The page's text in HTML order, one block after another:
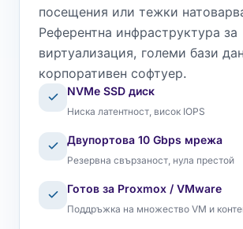
посещения или тежки
Референтна инфраструктура за
виртуализация, големи бази
корпоративен софтуер.
NVMe SSD диск
Ниска латентност, висок IOPS
Двупортова 10 Gbps мрежа
Резервна свързаност, нула престой
Готов за Proxmox / VMware
Поддръжка на множество VM и